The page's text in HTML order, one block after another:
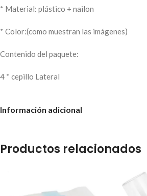
* Material: plástico + nailon
* Color:(como muestran las imágenes)
Contenido del paquete:
4 * cepillo Lateral
Información adicional
Productos relacionados